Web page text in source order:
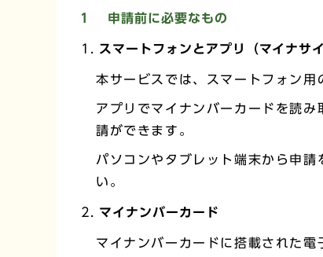
1 申請前に必要なもの
スマートフォンとアプリ（マイナサ
本サービスでは、スマートフォン用
アプリでマイナンバーカードを読
請ができます。
パソコンやタブレット端末から申
い。
マイナンバーカード
マイナンバーカードに搭載された電